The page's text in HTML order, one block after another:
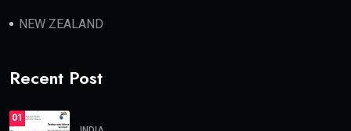
NEW ZEALAND
Recent Post
01